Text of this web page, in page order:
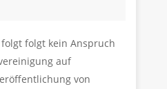
folgt folgt kein Anspruch
auf
von